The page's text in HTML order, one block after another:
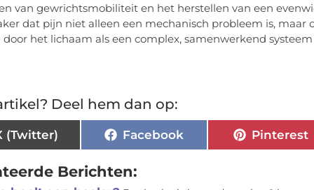
van gewrichtsmobiliteit en het herstellen van een
dat pijn niet alleen een mechanisch probleem is,
het lichaam als een complex, samenwerkend
Deel hem dan op:
(Twitter) Facebook Pinterest
Berichten: